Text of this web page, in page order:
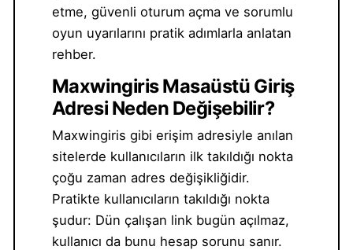
etme, güvenli oturum açma ve sorumlu
oyun uyarılarını pratik adımlarla anlatan
rehber.
Maxwingiris Masaüstü Giriş
Adresi Neden Değişebilir?
Maxwingiris gibi erişim adresiyle anılan
sitelerde kullanıcıların ilk takıldığı nokta
çoğu zaman adres değişikliğidir.
Pratikte kullanıcıların takıldığı nokta
şudur: Dün çalışan link bugün açılmaz,
kullanıcı da bunu hesap sorunu sanır.